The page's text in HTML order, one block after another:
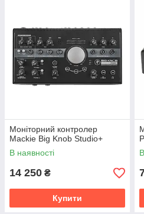
Моніторний контролер
Mackie Big Knob Studio+
В наявності
14 250 ₴
Купити